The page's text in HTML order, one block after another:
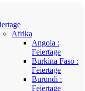
Afrika
Angola :
Feiertage
Burkina Faso :
Feiertage
Burundi :
Feiertage